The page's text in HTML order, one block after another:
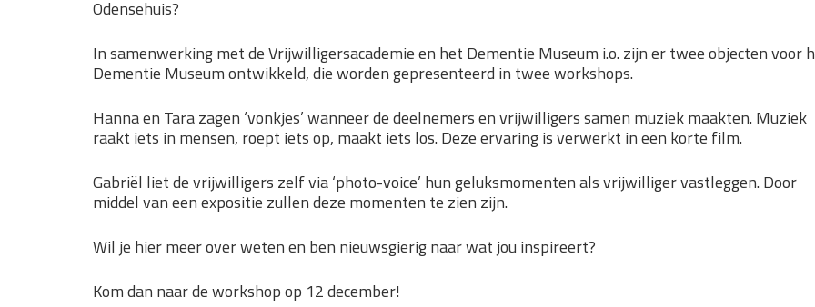
Odensehuis?
In samenwerking met de Vrijwilligersacademie en het Dementie Museum i.o. zijn er twee objecten voor
Dementie Museum ontwikkeld, die worden gepresenteerd in twee workshops.
Hanna en Tara zagen ‘vonkjes’ wanneer de deelnemers en vrijwilligers samen muziek maakten. Muziek
raakt iets in mensen, roept iets op, maakt iets los. Deze ervaring is verwerkt in een korte film.
Gabriël liet de vrijwilligers zelf via ‘photo-voice’ hun geluksmomenten als vrijwilliger vastleggen. Door
middel van een expositie zullen deze momenten te zien zijn.
Wil je hier meer over weten en ben nieuwsgierig naar wat jou inspireert?
Kom dan naar de workshop op 12 december!